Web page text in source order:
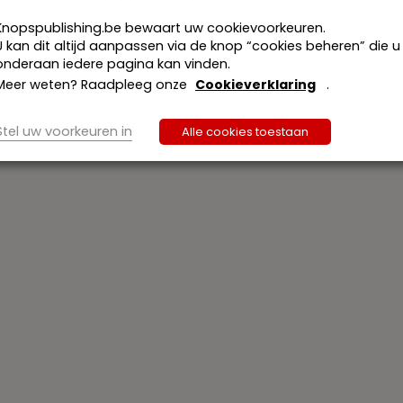
van publieke bronnen zoals die op 1 augustus 2022
2023’ wordt ook een Franstalige versie van de
bewaart uw cookievoorkeuren.
kan dit altijd aanpassen via de knop “cookies beheren” die u
iedere pagina kan vinden.
weten? Raadpleeg onze Cookieverklaring .
uw voorkeuren in Alle cookies toestaan